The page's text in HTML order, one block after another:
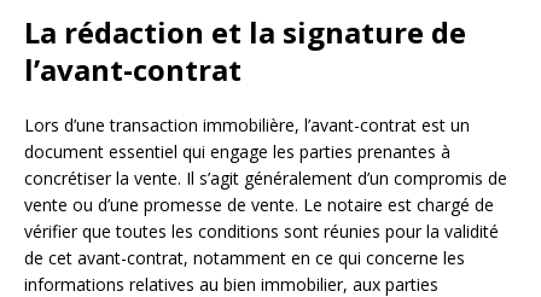
La rédaction et la signature de
l’avant-contrat
Lors d’une transaction immobilière, l’avant-contrat est un
document essentiel qui engage les parties prenantes à
concrétiser la vente. Il s’agit généralement d’un compromis de
vente ou d’une promesse de vente. Le notaire est chargé de
vérifier que toutes les conditions sont réunies pour la validité
de cet avant-contrat, notamment en ce qui concerne les
informations relatives au bien immobilier, aux parties